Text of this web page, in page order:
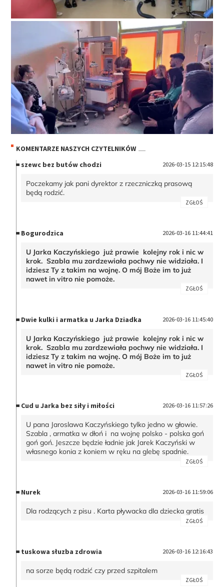
KOMENTARZE NASZYCH CZYTELNIKÓW
szewc bez butów chodzi
2026-03-15 12:15:48
Poczekamy jak pani dyrektor z rzeczniczką prasową
będą rodzić.
ZGŁOŚ
Bogurodzica 2026-03-16 11:44:41
U Jarka Kaczyńskiego już prawie kolejny rok i nic w
krok. Szabla mu zardzewiała pochwy nie widziała. I
idziesz Ty z takim na wojnę. O mój Boże im to już
nawet in vitro nie pomoże.
ZGŁOŚ
Dwie kulki i armatka u Jarka Dziadka 2026-03-16 11:45:40
U Jarka Kaczyńskiego już prawie kolejny rok i nic w
krok. Szabla mu zardzewiała pochwy nie widziała. I
idziesz Ty z takim na wojnę. O mój Boże im to już
nawet in vitro nie pomoże.
ZGŁOŚ
Cud u Jarka bez siły i miłości 2026-03-16 11:57:26
U pana Jaroslawa Kaczyńskiego tylko jedno w głowie.
Szabla , armatka w dłoń i na wojnę polsko - polska goń
goń goń. Jeszcze będzie ładnie jak Jarek Kaczyński w
własnego konia z koniem w ręku na glebę spadnie.
ZGŁOŚ
Nurek 2026-03-16 11:59:06
Dla rodzących z pisu . Karta pływacka dla dziecka gratis
ZGŁOŚ
tuskowa słuzba zdrowia 2026-03-16 12:16:43
na sorze będą rodzić czy przed szpitalem
ZGŁOŚ